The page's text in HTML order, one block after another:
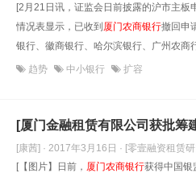
[2月21日讯，证监会日前披露的沪市主板
情况表显示，已收到厦门农商银行撤回申
银行、徽商银行、哈尔滨银行、广州农商
趋势 中小银行 扩容
[厦门金融租赁有限公司获批筹
[康茜] · 2017年3月16日 · [零壹融资租赁
[【图片】日前， 厦门农商银行获得中国银